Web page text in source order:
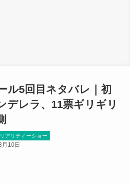
ル5回目ネタバレ｜初
デレラ、11票ギリギリ
リアリティーショー
10日